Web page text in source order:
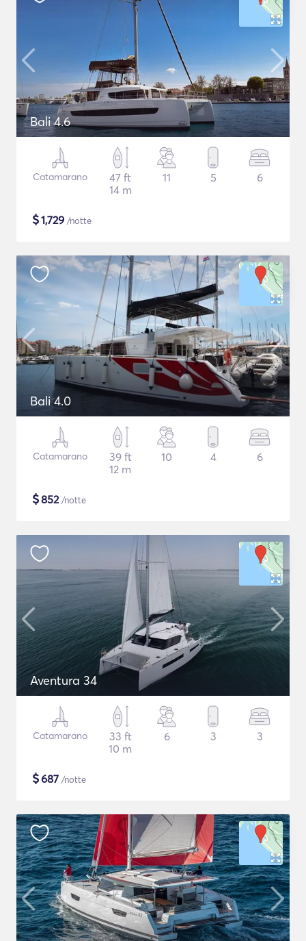
Bali 4.6
Catamarano
47 ft
14 m
11 5 6
$1,729 /notte
Bali 4.0
Catamarano
39 ft
12 m
10 4 6
$852/notte
Aventura 34
Catamarano
33 ft
10 m
6 3 3
$687 /notte